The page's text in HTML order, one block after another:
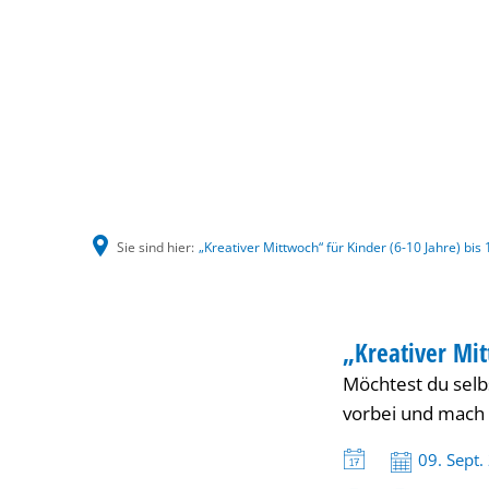
Sie sind hier: „Kreativer Mittwoch“ für Kinder (6-10 Jahre) bis
KATEGORIE:
„Kreativer
Möchtest du
vorbei und
Datum:
09. Sept.